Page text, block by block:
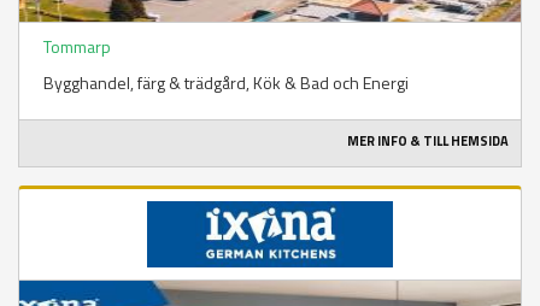
Tommarp
Bygghandel, färg & trädgård​, Kök & Bad och Energi
MER INFO & TILL HEMSIDA